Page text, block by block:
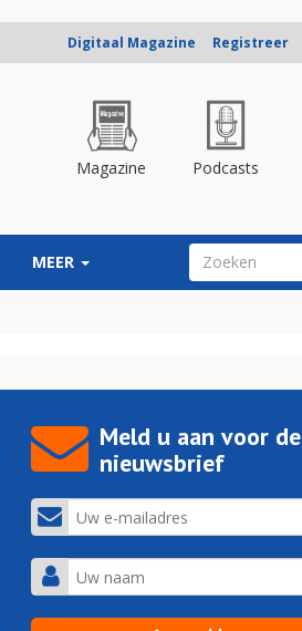
Digitaal Magazine Registreer
Magazine Podcasts
MEER ZOEKVELD
Meld u aan voor de
nieuwsbrief